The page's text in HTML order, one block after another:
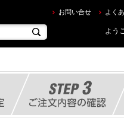
お問い合せ よく
よう